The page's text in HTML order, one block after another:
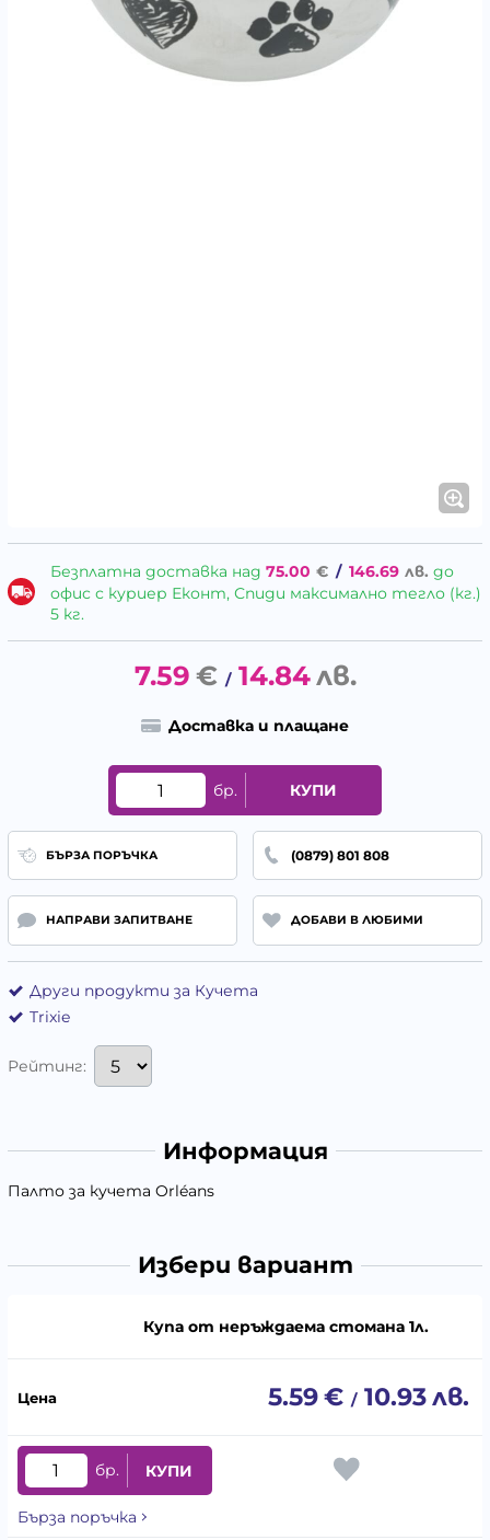
Безплатна доставка над 75.00 € / 146.69 лв. до
офис с куриер Еконт, Спиди максимално тегло (кг.)
5 кг.
7.59 € / 14.84лв.
Доставка и плащане
бр. КУПИ
БЪРЗА ПОРЪЧКА (0879) 801 808
НАПРАВИ ЗАПИТВАНЕ ДОБАВИ В ЛЮБИМИ
Други продукти за Кучета
Trixie
Рейтинг:
Информация
Палто за кучета Orléans
Избери вариант
Купа от неръждаема стомана 1л.
5.59€ / 10.93лв.
бр. КУПИ
Бърза поръчка